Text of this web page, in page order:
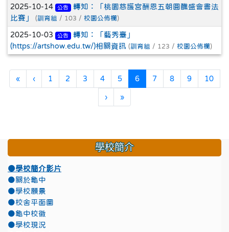
2025-10-14 公告
轉知：「桃園慈護宮酬恩五朝圓醮盛會書法
比賽」
(訓育組 / 103 / 校園公佈欄 )
2025-10-03 公告
轉知：「藝秀臺」
(https://artshow.edu.tw/)相關資訊 (訓育組 / 123 / 校園公佈欄 )
«第一頁
‹上一頁
1 2 3 4 5 6(目前頁次)
7 8 9 10
›下一頁
»最後頁
學校簡介
●學校簡介影片
●關於龜中
●學校願景
●校舍平面圖
●龜中校徽
●學校現況